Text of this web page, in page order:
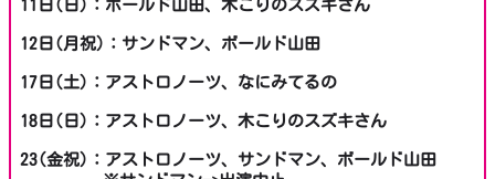
11日(日)：ボールド山田、木こりのスズキさん
12日(月祝)：サンドマン、ボールド山田
17日(土)：アストロノーツ、なにみてるの
18日(日)：アストロノーツ、木こりのスズキさん
23(金祝)：アストロノーツ、サンドマン、ボールド山田